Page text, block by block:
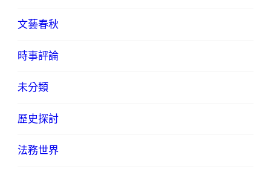
文藝春秋
時事評論
未分類
歷史探討
法務世界